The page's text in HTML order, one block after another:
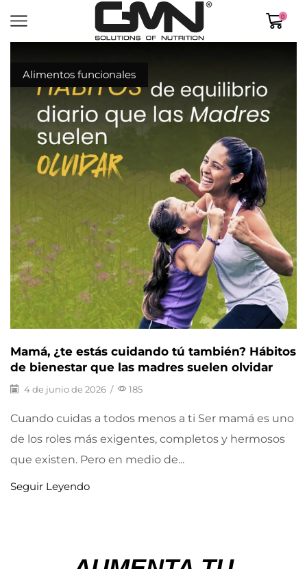
0
Alimentos funcionales
Mamá, ¿te estás cuidando tú también? Hábitos
de bienestar que las madres suelen olvidar
4 de junio de 2026 / 185
Cuando cuidas a todos menos a ti Ser mamá es uno
de los roles más exigentes, completos y hermosos
que existen. Pero en medio de...
Seguir Leyendo